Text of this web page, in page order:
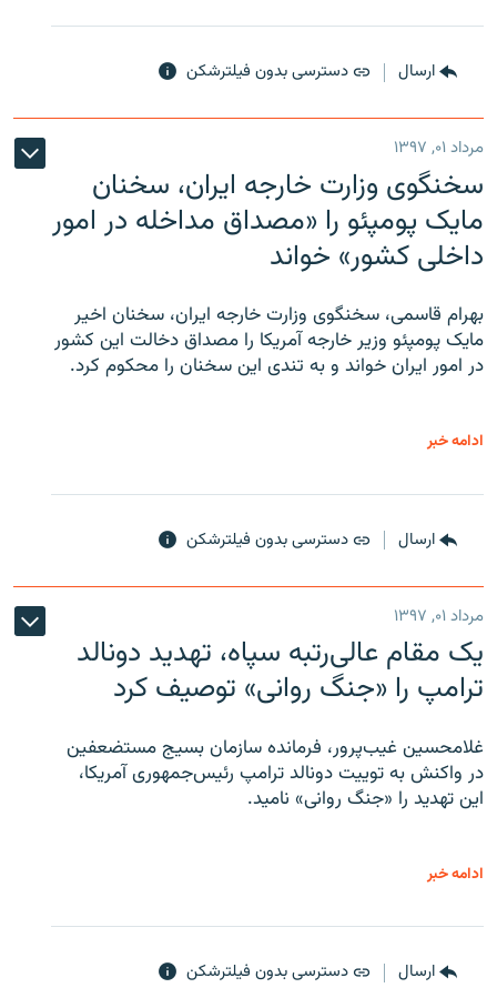
ارسال دسترسی بدون فیلترشکن
مرداد ۰۱, ۱۳۹۷
سخنگوی وزارت خارجه ایران، سخنان
مایک پومپئو را «مصداق مداخله در امور
داخلی کشور» خواند
بهرام قاسمی، سخنگوی وزارت خارجه ایران، سخنان اخیر
مایک پومپئو وزیر خارجه آمریکا را مصداق دخالت این کشور
در امور ایران خواند و به تندی این سخنان را محکوم کرد.
ادامه خبر
ارسال دسترسی بدون فیلترشکن
مرداد ۰۱, ۱۳۹۷
یک مقام عالی‌رتبه سپاه، تهدید دونالد
ترامپ را «جنگ روانی» توصیف کرد
غلامحسین غیب‌پرور، فرمانده سازمان بسیج مستضعفین
در واکنش به توییت دونالد ترامپ رئیس‌جمهوری آمریکا،
این تهدید را «جنگ روانی» نامید.
ادامه خبر
ارسال دسترسی بدون فیلترشکن